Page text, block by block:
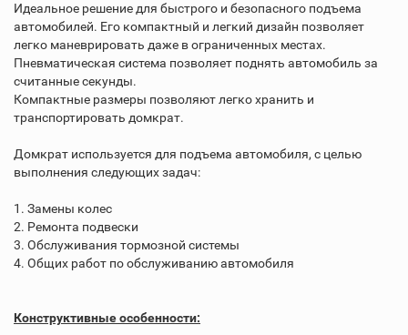
Идеальное решение для быстрого и безопасного подъема
автомобилей. Его компактный и легкий дизайн позволяет
легко маневрировать даже в ограниченных местах.
Пневматическая система позволяет поднять автомобиль за
считанные секунды.
Компактные размеры позволяют легко хранить и
транспортировать домкрат.
Домкрат используется для подъема автомобиля, с целью
выполнения следующих задач:
1. Замены колес
2. Ремонта подвески
3. Обслуживания тормозной системы
4. Общих работ по обслуживанию автомобиля
Конструктивные особенности: